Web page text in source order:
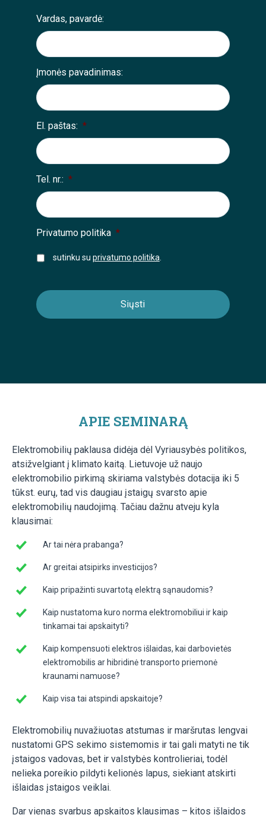
Vardas, pavardė:
Įmonės pavadinimas:
El. paštas: *
Tel. nr.: *
Privatumo politika *
sutinku su privatumo politika
APIE SEMINARĄ
Elektromobilių paklausa didėja dėl Vyriausybės politikos,
atsižvelgiant į klimato kaitą. Lietuvoje už naujo
elektromobilio pirkimą skiriama valstybės dotacija iki 5
tūkst. eurų, tad vis daugiau įstaigų svarsto apie
elektromobilių naudojimą. Tačiau dažnu atveju kyla
klausimai:
Ar tai nėra prabanga?
Ar greitai atsipirks investicijos?
Kaip pripažinti suvartotą elektrą sąnaudomis?
Kaip nustatoma kuro norma elektromobiliui ir kaip
tinkamai tai apskaityti?
Kaip kompensuoti elektros išlaidas, kai darbovietės
elektromobilis ar hibridinė transporto priemonė
kraunami namuose?
Kaip visa tai atspindi apskaitoje?
Elektromobilių nuvažiuotas atstumas ir maršrutas lengvai
nustatomi GPS sekimo sistemomis ir tai gali matyti ne tik
įstaigos vadovas, bet ir valstybės kontrolieriai, todėl
nelieka poreikio pildyti kelionės lapus, siekiant atskirti
išlaidas įstaigos veiklai.
Dar vienas svarbus apskaitos klausimas – kitos išlaidos